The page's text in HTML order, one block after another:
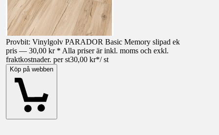
Provbit: Vinylgolv PARADOR Basic Memory slipad ek
pris — 30,00 kr * Alla priser är inkl. moms och exkl.
fraktkostnader. per st30,00 kr*/ st
Köp på webben